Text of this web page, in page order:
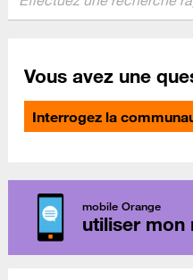
Vous avez une
Interrogez la
mobile Orange
utiliser mon